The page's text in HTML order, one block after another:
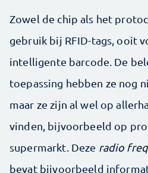
Zowel de chip als het
gebruik bij RFID-tags, ooit
intelligente barcode. De
toepassing hebben ze nog
maar ze zijn al wel op
vinden, bijvoorbeeld op
supermarkt. Deze radio
bevat bijvoorbeeld